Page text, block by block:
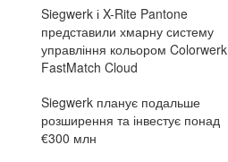
Siegwerk і X-Rite Pantone
представили хмарну систему
управління кольором Colorwerk
FastMatch Cloud
Siegwerk планує подальше
розширення та інвестує понад
€300 млн